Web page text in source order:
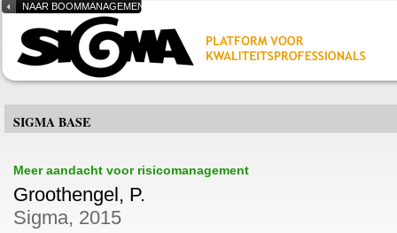
NAAR BOOMMANAGEMENT.NL
SIGMA BASE
Meer aandacht voor risicomanagement
Groothengel, P.
Sigma, 2015